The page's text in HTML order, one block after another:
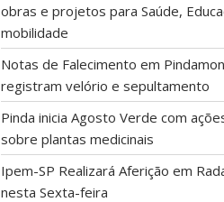
obras e projetos para Saúde,
mobilidade
Notas de Falecimento em
registram velório e sepultamento
Pinda inicia Agosto Verde com
sobre plantas medicinais
Ipem-SP Realizará Aferição em
nesta Sexta-feira